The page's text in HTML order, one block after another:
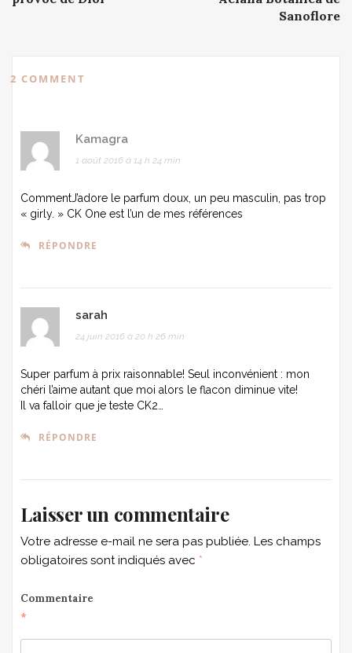
Sanoflore
2 COMMENT
Kamagra
1 août 2016 à 14 h 24 min
CommentJ’adore le parfum doux, un peu masculin, pas trop
« girly. » CK One est l’un de mes références
RÉPONDRE
sarah
24 juin 2016 à 20 h 26 min
Super parfum à prix raisonnable! Seul inconvénient : mon
chéri l’aime autant que moi alors le flacon diminue vite!
Il va falloir que je teste CK2…
RÉPONDRE
Laisser un commentaire
Votre adresse e-mail ne sera pas publiée. Les champs
obligatoires sont indiqués avec *
Commentaire
*